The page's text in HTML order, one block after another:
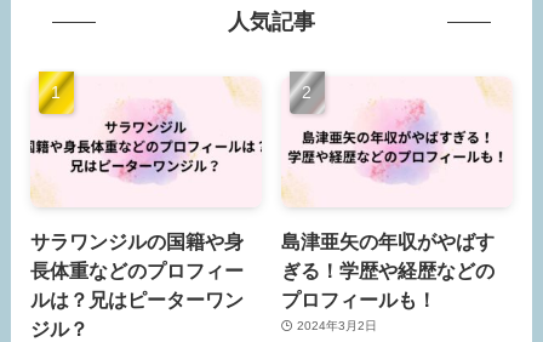
人気記事
サラワンジルの国籍や身
長体重などのプロフィー
ルは？兄はピーターワン
ジル？
島津亜矢の年収がやばす
ぎる！学歴や経歴などの
プロフィールも！
2024年3月2日